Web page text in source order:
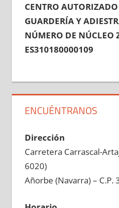
CENTRO
GUARDERÍA Y
NÚMERO DE NÚCLEO
ES310180000109
ENCUÉNTRANOS
Dirección
Carretera Carrascal-
6020)
Añorbe (Navarra) – C.P.